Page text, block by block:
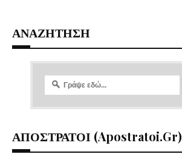
ΑΝΑΖΗΤΗΣΗ
ΑΠΟΣΤΡΑΤΟΙ (apostratoi.gr)